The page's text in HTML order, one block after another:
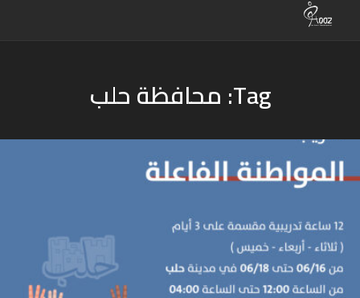
Tag: محافظة حلب